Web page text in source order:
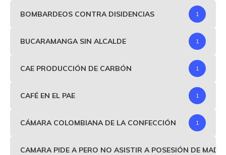
BOMBARDEOS CONTRA DISIDENCIAS 1
BUCARAMANGA SIN ALCALDE 1
CAE PRODUCCIÓN DE CARBÓN 1
CAFÉ EN EL PAE 1
CÁMARA COLOMBIANA DE LA CONFECCIÓN 1
CAMARA PIDE A PERO NO ASISTIR A POSESIÓN DE